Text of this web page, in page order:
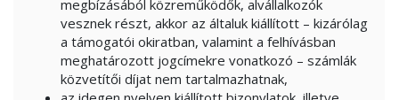
megbízásából közreműködők, alvállalkozók
vesznek részt, akkor az általuk kiállított – kizárólag
a támogatói okiratban, valamint a felhívásban
meghatározott jogcímekre vonatkozó – számlák
közvetítői díjat nem tartalmazhatnak,